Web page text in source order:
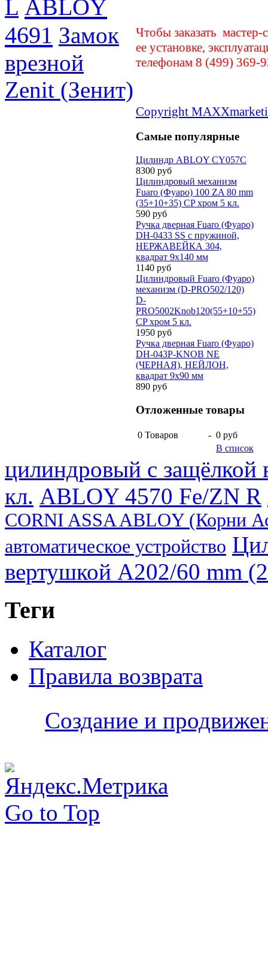
Чтобы заказать
ее установке,
телефонам 8 (499) 369-
Copyright
Самые популярные
Цилиндр ABLOY CY057С
8300 руб
Цилиндровый механизм
Fuaro (Фуаро) 100 ZA 80 mm
(35+10+35) CP хром 5 кл.
590 руб
Ручка дверная Fuaro (Фуаро)
DH-0433 SS с пружиной,
НЕРЖАВЕЙКА 304,
квадрат 9x140 мм
1140 руб
Цилиндровый Fuaro (Фуаро)
механизм (D-PRO502/120)
D-
PRO5002Knob120(55+10+55)
CP хром 5 кл.
1950 руб
Ручка дверная Fuaro (Фуаро)
DH-043P-KNOB NE
(ЧЕРНАЯ), НЕЙЛОН,
квадрат 9x90 мм
890 руб
Отложенные товары
0 Товаров - 0 руб
В список
L ABLOY
4691 Замок
врезной
Zenit (Зенит)
цилиндровый с защёлкой
кл. ABLOY 4570 Fe/ZN R
CORNI ASSA ABLOY (Корни
автоматическое устройство
вертушкой A202/60 mm
Теги
Каталог
Правила возврата
Создание и
Go to Top